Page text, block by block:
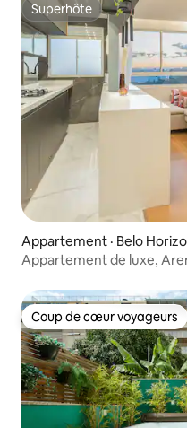
Superhôte
Superhôte
Appartement · Belo
Appartement de luxe,
Coup de cœur voyageurs
Coup de cœur voyageurs